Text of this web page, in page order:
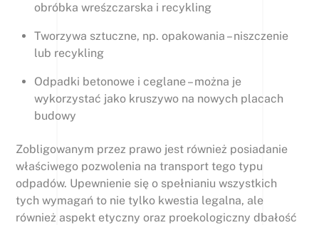
obróbka wreśzczarska i recykling
Tworzywa sztuczne, np. opakowania – niszczenie
lub recykling
Odpadki betonowe i ceglane – można je
wykorzystać jako kruszywo na nowych placach
budowy
Zobligowanym przez prawo jest również posiadanie
właściwego pozwolenia na transport tego typu
odpadów. Upewnienie się o spełnianiu wszystkich
tych wymagań to nie tylko kwestia legalna, ale
również aspekt etyczny oraz proekologiczny dbałość